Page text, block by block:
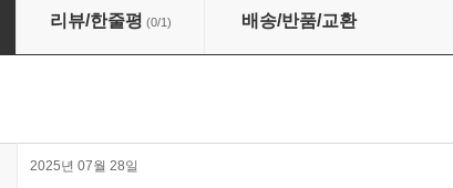
- The 10th Mini Album [a;effect] [2종 SET]
리뷰/한줄평 (0/1) 배송/반품/교환
2025년 07월 28일